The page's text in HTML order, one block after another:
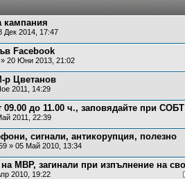
кампания
Дек 2014, 17:47
Facebook
» 20 Юни 2013, 21:02
р Цветанов
2011, 14:29
09.00 до 11.00 ч., заповядайте при
2011, 22:39
сигнали, антикорупция, полезно
» 05 Май 2010, 13:34
МВР, загинали при изпълнение на
2010, 19:22